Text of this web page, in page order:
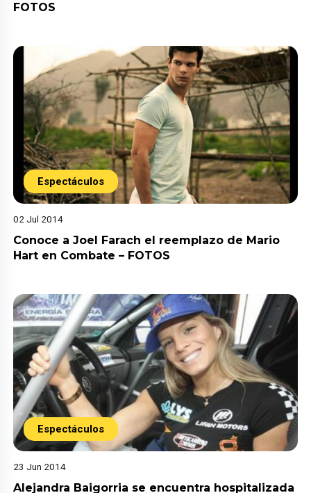
FOTOS
Espectáculos
02 Jul 2014
Conoce a Joel Farach el reemplazo de Mario
Hart en Combate – FOTOS
Espectáculos
23 Jun 2014
Alejandra Baigorria se encuentra hospitalizada